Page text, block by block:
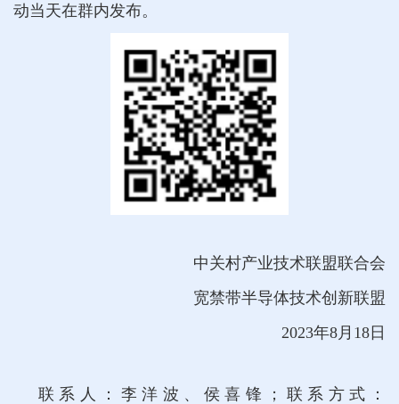
动当天在群内发布。
中关村产业技术联盟联合会
宽禁带半导体技术创新联盟
2023年8月18日
联系人：李洋波、侯喜锋；
联系方式：